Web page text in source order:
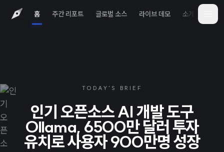
홈 주간 리포트 글로벌 소스 라이브 데모 소개
TODAY'S BRIEF
인기 오픈소스 AI 개발 도구
Ollama, 6500만 달러 투자
유치로 사용자 900만명 성장